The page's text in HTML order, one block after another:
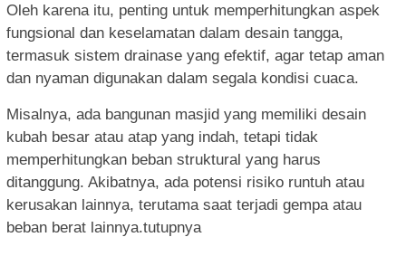
Oleh karena itu, penting untuk memperhitungkan aspek
fungsional dan keselamatan dalam desain tangga,
termasuk sistem drainase yang efektif, agar tetap aman
dan nyaman digunakan dalam segala kondisi cuaca.
Misalnya, ada bangunan masjid yang memiliki desain
kubah besar atau atap yang indah, tetapi tidak
memperhitungkan beban struktural yang harus
ditanggung. Akibatnya, ada potensi risiko runtuh atau
kerusakan lainnya, terutama saat terjadi gempa atau
beban berat lainnya.tutupnya